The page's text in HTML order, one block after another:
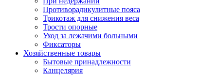
Противорадикулитные пояса
Трикотаж для снижения веса
Трости опорные
Уход за лежачими больными
Фиксаторы
Хозяйственные товары
Бытовые принадлежности
Канцелярия